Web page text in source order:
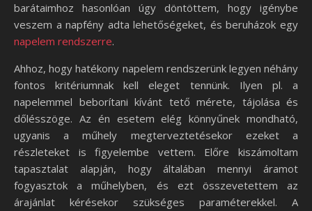
barátaimhoz hasonlóan úgy döntöttem, hogy igénybe
veszem a napfény adta lehetőségeket, és beruházok egy
napelem rendszerre.
Ahhoz, hogy hatékony napelem rendszerünk legyen néhány
fontos kritériumnak kell eleget tennünk. Ilyen pl. a
napelemmel beborítani kívánt tető mérete, tájolása és
dőlésszöge. Az én esetem elég könnyűnek mondható,
ugyanis a műhely megterveztetésekor ezeket a
részleteket is figyelembe vettem. Előre kiszámoltam
tapasztalat alapján, hogy általában mennyi áramot
fogyasztok a műhelyben, és ezt összevetettem az
árajánlat kérésekor szükséges paraméterekkel. A